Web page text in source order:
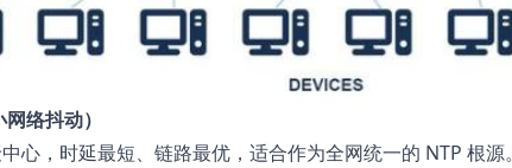
络抖动）
心，时延最短、链路最优，适合作为全网统一的 NTP 根源。